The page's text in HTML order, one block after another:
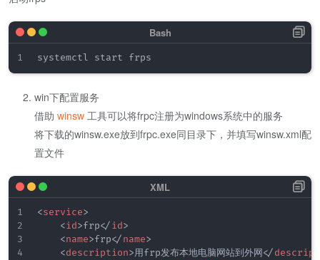
win下配置服务
借助 winsw 工具可以将frpc注册为windows系统中的服务
将下载的winsw.exe放到frpc.exe同目录下，并填写winsw.xml配
置文件
<service>
<id>frp</id>
<name>frp</name>
<description>用frp发布本地电脑网站到外网</